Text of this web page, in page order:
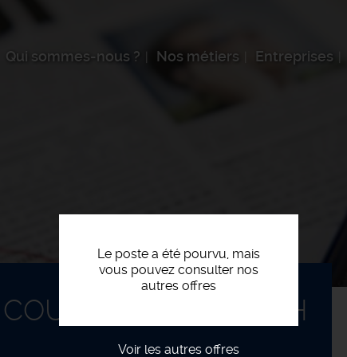
Qui sommes-nous ? Nos métiers Entreprises
Le poste a été pourvu, mais
vous pouvez consulter nos
autres offres
Voir les autres offres
FAIBLE F/H